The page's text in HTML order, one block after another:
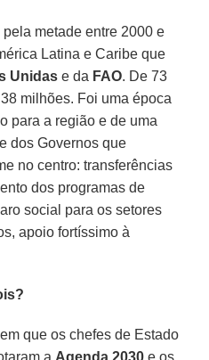
pela metade entre 2000 e
Latina e Caribe que
Unidas e da FAO. De 73
milhões. Foi uma época
para a região e de uma
dos Governos que
no centro: transferências
dos programas de
social para os setores
apoio fortíssimo à
que os chefes de Estado
a Agenda 2030 e os